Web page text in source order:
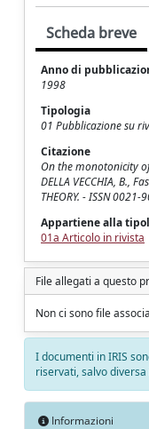
Scheda breve
Anno di
1998
Tipologia
01 Pubblicazione su
Citazione
On the monotonicity
DELLA VECCHIA, B.,
THEORY. - ISSN
Appartiene alla
01a Articolo in rivista
File allegati a questo
Non ci sono file
I documenti in IRIS
riservati, salvo
Informazioni